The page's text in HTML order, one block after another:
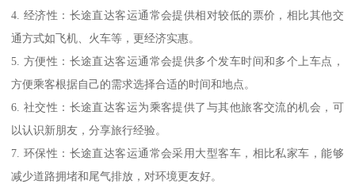
4. 经济性：长途直达客运通常会提供相对较低的票价，相比其他交
通方式如飞机、火车等，更经济实惠。
5. 方便性：长途直达客运通常会提供多个发车时间和多个上车点，
方便乘客根据自己的需求选择合适的时间和地点。
6. 社交性：长途直达客运为乘客提供了与其他旅客交流的机会，可
以认识新朋友，分享旅行经验。
7. 环保性：长途直达客运通常会采用大型客车，相比私家车，能够
减少道路拥堵和尾气排放，对环境更友好。